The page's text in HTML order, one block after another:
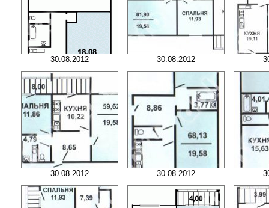
30.08.2012 30.08.2012
30.08.2012 30.08.2012